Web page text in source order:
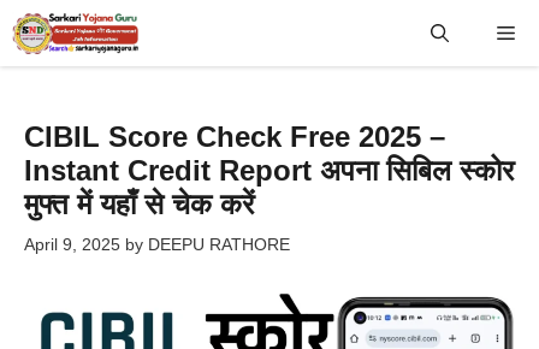
Skip
to
CIBIL Score Check Free 2025 –
Instant Credit Report अपना सिबिल स्कोर
मुफ्त में यहाँ से चेक करें
April 9, 2025 by DEEPU RATHORE